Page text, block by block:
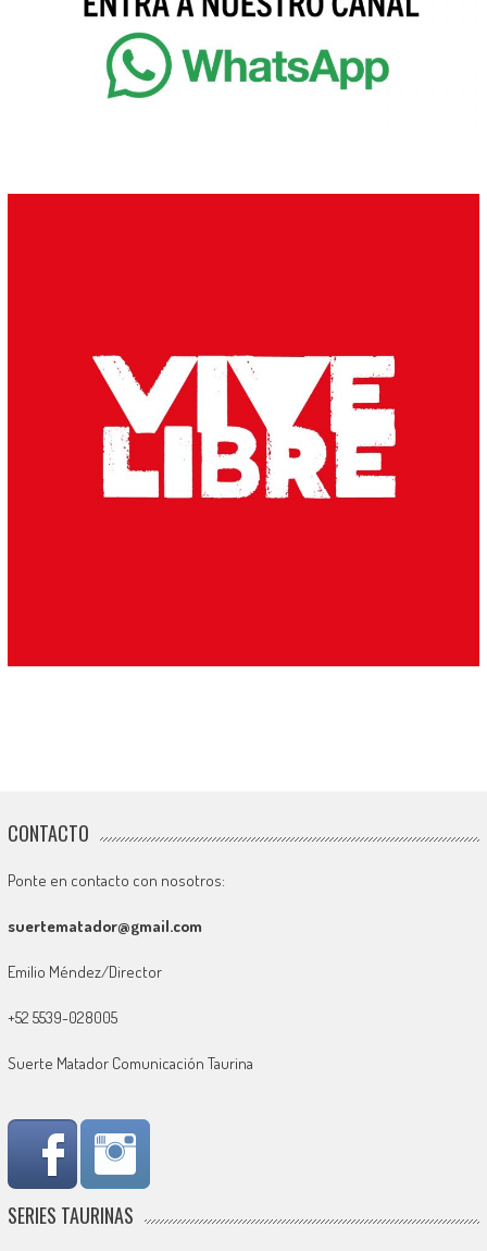
CONTACTO
Ponte en contacto con nosotros:
suertematador@gmail.com
Emilio Méndez/Director
+52 5539-028005
Suerte Matador Comunicación Taurina
SERIES TAURINAS